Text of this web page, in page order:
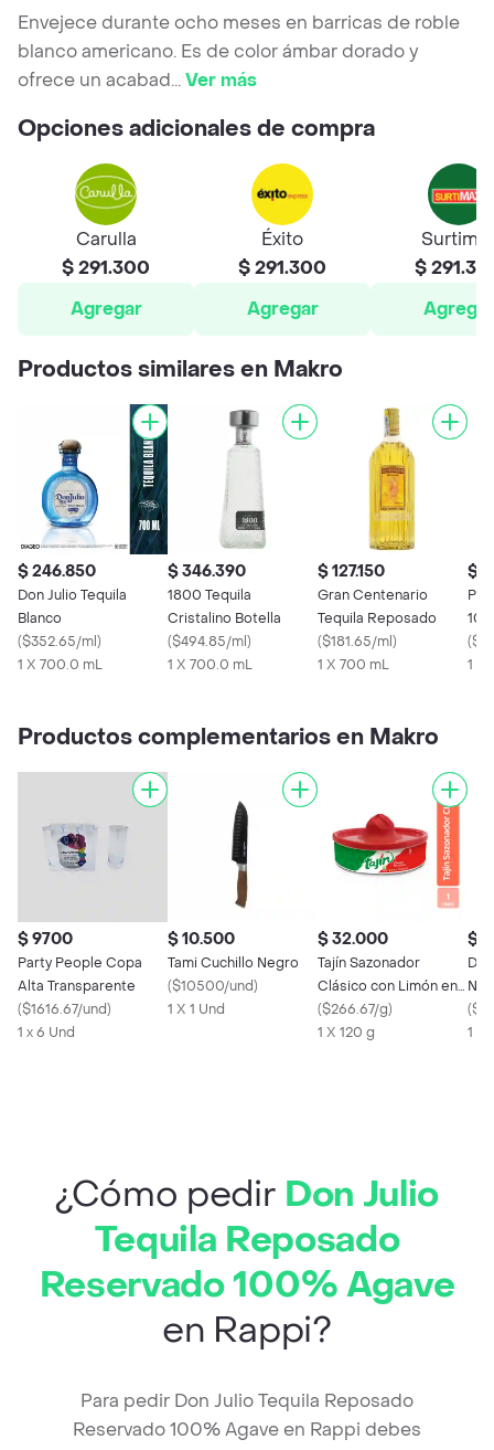
Envejece durante ocho meses en barricas de roble
blanco americano. Es de color ámbar dorado y
ofrece un acabad...Ver más
Opciones adicionales de compra
Carulla
$ 291.300
Agregar
Éxito
$ 291.300
Agregar
$
Agregar
Productos similares en Makro
$ 246.850
Don Julio Tequila
Blanco
($352.65/ml)
1 X 700.0 mL
$ 346.390
1800 Tequila
Cristalino Botella
($494.85/ml)
1 X 700.0 mL
$ 127.150
Gran Centenario
Tequila Reposado
($181.65/ml)
1 X 700 mL
$
(
1 X
Productos complementarios en Makro
$ 9700
Party People Copa
Alta Transparente
($1616.67/und)
1 x 6 Und
$ 10.500
Tami Cuchillo Negro
($10500/und)
1 X 1 Und
$ 32.000
Tajín Sazonador
Clásico con Limón en
Polvo
($266.67/g)
1 X 120 g
$
(
1 X
¿Cómo pedir Don Julio
Tequila Reposado
Reservado 100% Agave
en Rappi?
Para pedir Don Julio Tequila Reposado
Reservado 100% Agave en Rappi debes